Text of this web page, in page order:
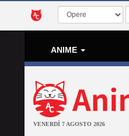
ANIME
VENERDÌ 7 AGOSTO 2026